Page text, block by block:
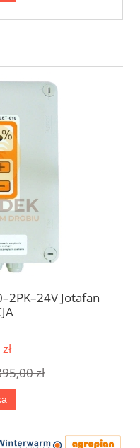
Jotafan
zł